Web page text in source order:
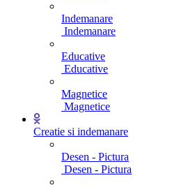
Indemanare
Indemanare
Educative
Educative
Magnetice
Magnetice
Creatie si indemanare
Desen - Pictura
Desen - Pictura